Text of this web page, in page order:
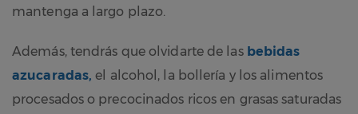
mantenga a largo plazo.
Además, tendrás que olvidarte de las bebidas
azucaradas, el alcohol, la bollería y los alimentos
procesados o precocinados ricos en grasas saturadas